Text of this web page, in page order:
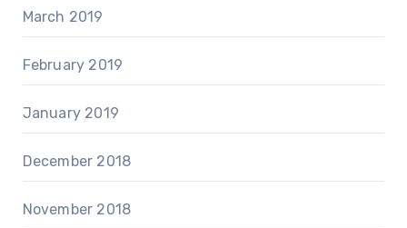
March 2019
February 2019
January 2019
December 2018
November 2018